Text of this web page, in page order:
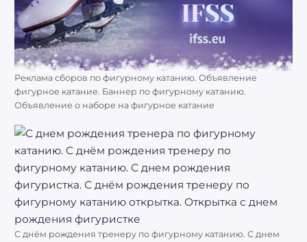
Реклама сборов по фигурному катанию. Объявление
фигурное катание. Баннер по фигурному катанию.
Объявление о наборе на фигурное катание
С днём рождения тренеру по фигурному катанию. С днем